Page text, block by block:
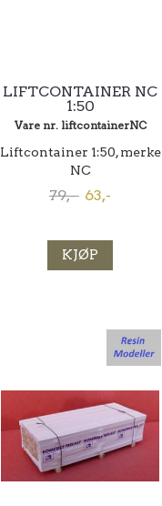
LIFTCONTAINER NC
1:50
Vare nr. liftcontainerNC
Liftcontainer 1:50, merke
NC
79,- 63,-
KJØP